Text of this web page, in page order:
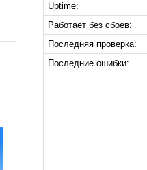
Uptime:
Работает без сбоев:
Последняя проверка:
Последние ошибки: